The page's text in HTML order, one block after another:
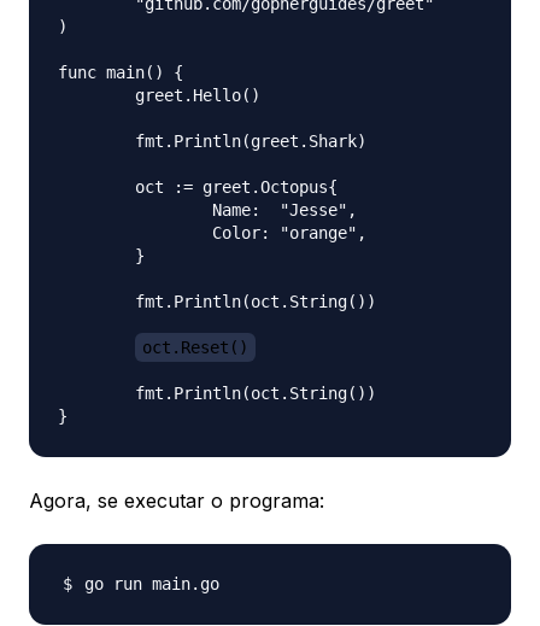
)
func main() {
oct.Reset()
Agora, se executar o programa: